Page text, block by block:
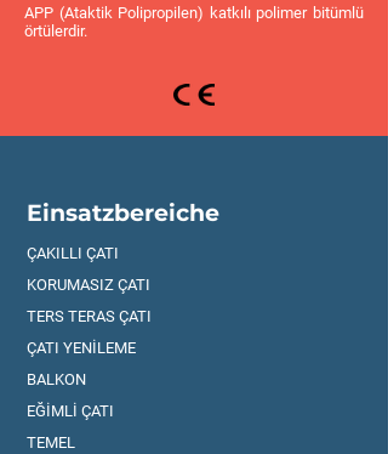
APP (Ataktik Polipropilen) katkılı polimer bitümlü
örtülerdir.
Einsatzbereiche
ÇAKILLI ÇATI
KORUMASIZ ÇATI
TERS TERAS ÇATI
ÇATI YENİLEME
BALKON
EĞİMLİ ÇATI
TEMEL